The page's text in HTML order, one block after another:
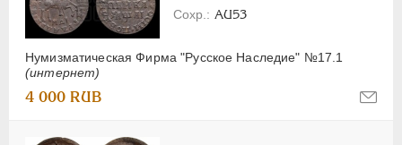
Нумизматическая Фирма "Русское Наследие" №17.1
(интернет)
AU53
4 000 RUB